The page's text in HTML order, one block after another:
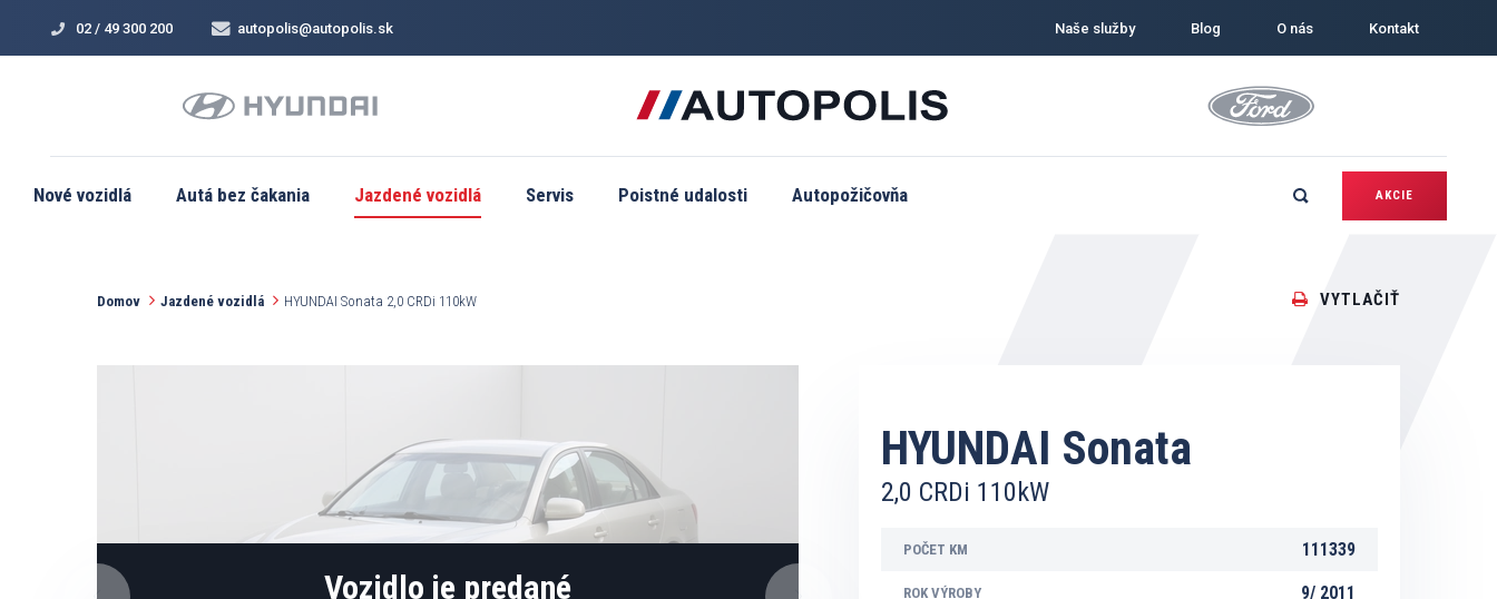
02 / 49 300 200 autopolis@autopolis.sk Naše služby Blog O nás Kontakt
Nové vozidlá Autá bez čakania Jazdené vozidlá Servis Poistné udalosti Autopožičovňa AKCIE
Domov Jazdené vozidlá HYUNDAI Sonata 2,0 CRDi 110kW VYTLAČIŤ
Vozidlo je predané
HYUNDAI Sonata
2,0 CRDi 110kW
POČET KM 111339
ROK VÝROBY 9/ 2011